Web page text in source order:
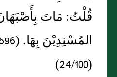
قُلْتُ: مَاتَ
المُسْنِدِيْنَ بِهَا. (12/596)
(24/100)